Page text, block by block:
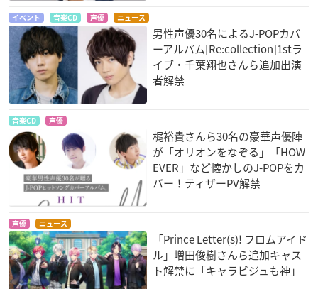
イベント 音楽CD 声優 ニュース
男性声優30名によるJ-POPカバ
ーアルバム[Re:collection]1stラ
イブ・千葉翔也さんら追加出演
者解禁
音楽CD 声優
梶裕貴さんら30名の豪華声優陣
が「オリオンをなぞる」「HOW
EVER」など懐かしのJ-POPをカ
バー！ティザーPV解禁
声優 ニュース
「Prince Letter(s)! フロムアイド
ル」増田俊樹さんら追加キャス
ト解禁に「キャラビジュも神」